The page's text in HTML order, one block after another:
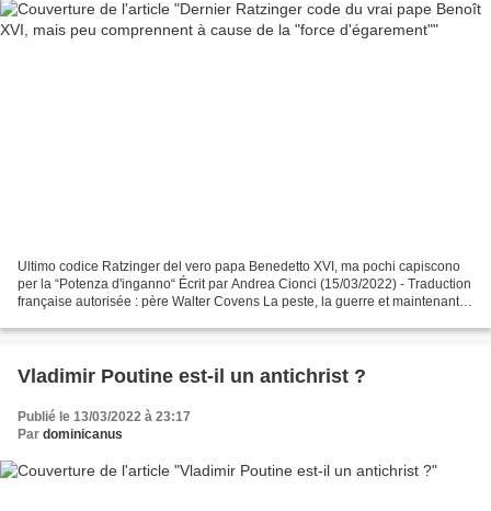
Ultimo codice Ratzinger del vero papa Benedetto XVI, ma pochi capiscono
per la “Potenza d'inganno“ Écrit par Andrea Cionci (15/03/2022) - Traduction
française autorisée : père Walter Covens La peste, la guerre et maintenant la
Vladimir Poutine est-il un antichrist ?
Publié le 13/03/2022 à 23:17
Par dominicanus